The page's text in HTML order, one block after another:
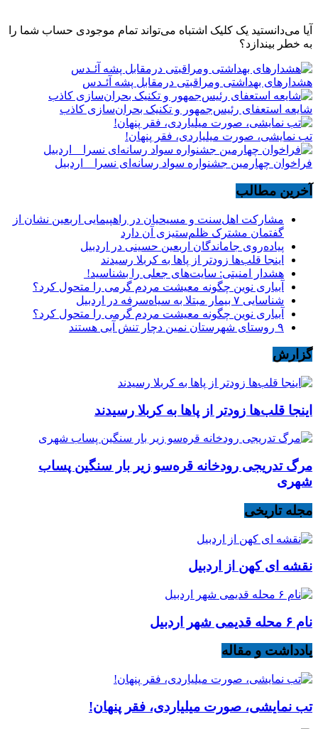
آیا می‌دانستید یک کلیک اشتباه می‌تواند تمام موجودی حساب شما را
به خطر بیندازد؟
هشدارهاى بهداشتى ومراقبتى درمقابل پشه آئـدس
شایعه استعفای رئیس‌جمهور و تکنیک بحران‌سازی کاذب
تب نمایشی، صورت میلیاردی، فقر پنهان!
فراخوان چهارمین جشنواره سواد رسانه‌ای نسرا _ اردبیل
آخرین مطالب
مشارکت اهل‌سنت و مسیحیان در راهپیمایی اربعین نشان از
گفتمان مشترک ظلم‌ستیزی آن دارد
پیاده‌روی جاماندگان اربعین حسینی در اردبیل
اینجا قلب‌ها زودتر از پاها به کربلا رسیدند
هشدار امنیتی: سایت‌های جعلی را بشناسید!
آبیاری نوین چگونه معیشت مردم گرمی را متحول کرد؟
شناسایی ۷ بیمار مبتلا به سیاه‌سرفه در اردبیل
آبیاری نوین چگونه معیشت مردم گرمی را متحول کرد؟
۹ روستای شهرستان نمین دچار تنش آبی هستند
گزارش
اینجا قلب‌ها زودتر از پاها به کربلا رسیدند
مرگ تدریجی رودخانه قره‌سو زیر بار سنگین پساب
شهری
مجله تاریخی
نقشه ای کهن از اردبیل
نام ۶ محله قدیمی شهر اردبیل
یادداشت و مقاله
تب نمایشی، صورت میلیاردی، فقر پنهان!